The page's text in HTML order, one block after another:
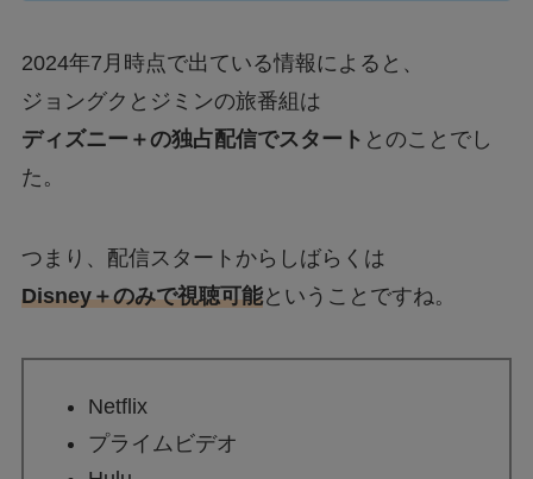
2024年7月時点で出ている情報によると、
ジョングクとジミンの旅番組は
ディズニー＋の独占配信でスタート とのことでし
た。
つまり、配信スタートからしばらくは
Disney＋のみで視聴可能ということですね。
Netflix
プライムビデオ